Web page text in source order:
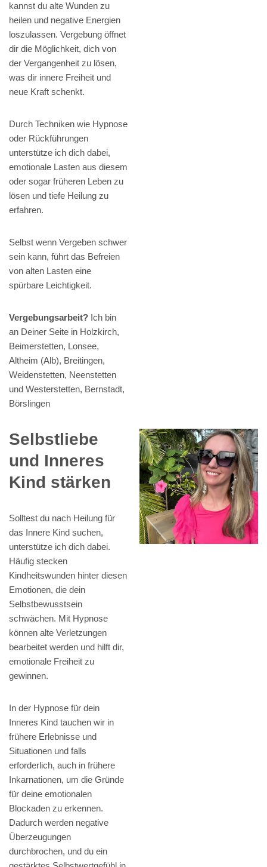
kannst du alte Wunden zu
heilen und negative Energien
loszulassen. Vergebung öffnet
dir die Möglichkeit, dich von
der Vergangenheit zu lösen,
was dir innere Freiheit und
neue Kraft schenkt.
Durch Techniken wie Hypnose
oder Rückführungen
unterstütze ich dich dabei,
emotionale Lasten aus diesem
oder sogar früheren Leben zu
lösen und tiefe Heilung zu
erfahren.
Selbst wenn Vergeben schwer
sein kann, führt das Befreien
von alten Lasten eine
spürbare Leichtigkeit.
Vergebungsarbeit? Ich bin
an Deiner Seite in Holzkirch,
Beimerstetten, Lonsee,
Altheim (Alb), Breitingen,
Weidenstetten, Neenstetten
und Westerstetten, Bernstadt,
Börslingen
Selbstliebe
und Inneres
Kind stärken
Solltest du nach Heilung für
das Innere Kind suchen,
unterstütze ich dich dabei.
Häufig stecken
Kindheitswunden hinter diesen
Emotionen, die dein
Selbstbewusstsein
schwächen. Mit Hypnose
können alte Verletzungen
bearbeitet werden und hilft dir,
emotionale Freiheit zu
gewinnen.
In der Hypnose für dein
Inneres Kind tauchen wir in
frühere Erlebnisse und
Situationen und falls
erforderlich, auch in frühere
Inkarnationen, um die Gründe
für deine emotionalen
Blockaden zu erkennen.
Dadurch werden negative
Überzeugungen
durchbrochen, und du ein